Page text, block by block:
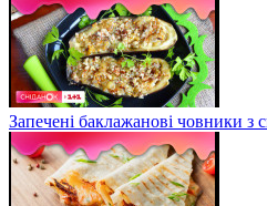
Запечені баклажанові човники з